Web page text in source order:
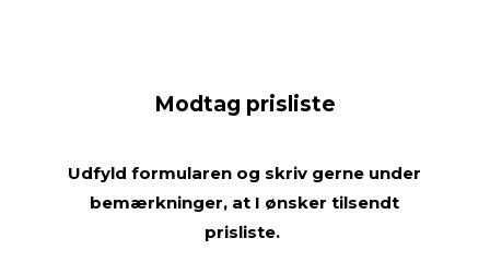
Modtag prisliste
Udfyld formularen og skriv gerne under
bemærkninger, at I ønsker tilsendt
prisliste.